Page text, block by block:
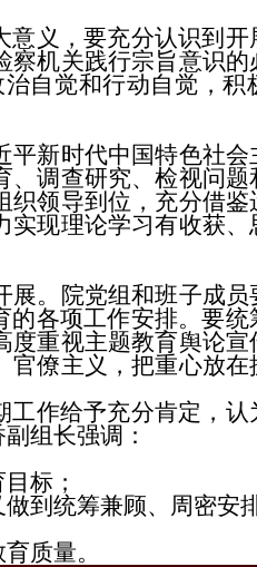
义，要充分认识到开
机关践行宗旨意识的
自觉和行动自觉，积
新时代中国特色社会
调查研究、检视问题
领导到位，充分借鉴
实现理论学习有收获
。院党组和班子成员
的各项工作安排。要
重视主题教育舆论宣
僚主义，把重心放在
作给予充分肯定，认
组长强调：
标；
到统筹兼顾、周密安
质量。